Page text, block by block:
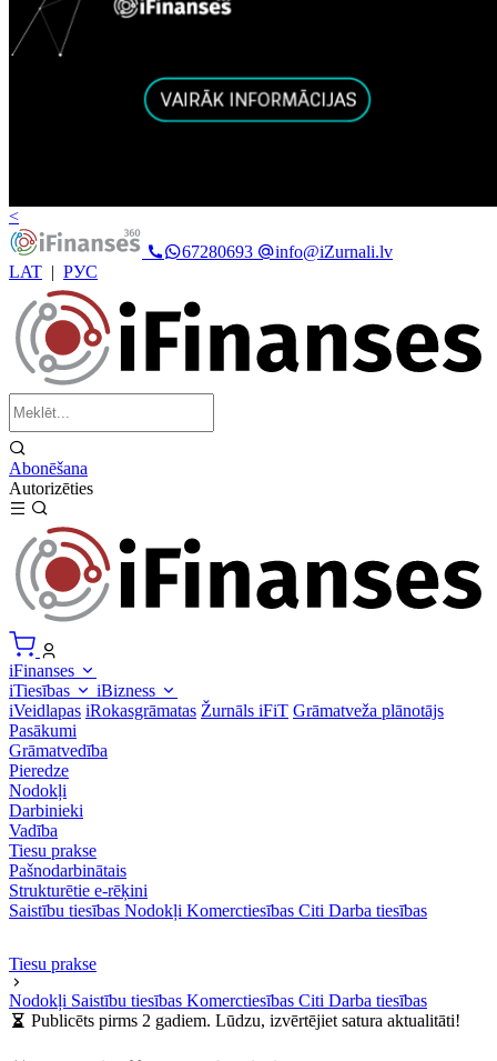
<
67280693
info@iZurnali.lv
LAT | РУС
Abonēšana
Autorizēties
iFinanses
iTiesības
iBizness
iVeidlapas iRokasgrāmatas Žurnāls iFiT Grāmatveža plānotājs
Pasākumi
Grāmatvedība
Pieredze
Nodokļi
Darbinieki
Vadība
Tiesu prakse
Pašnodarbinātais
Strukturētie e-rēķini
Saistību tiesības Nodokļi Komerctiesības Citi Darba tiesības
Tiesu prakse
Nodokļi Saistību tiesības Komerctiesības Citi Darba tiesības
Publicēts pirms 2 gadiem. Lūdzu, izvērtējiet satura aktualitāti!